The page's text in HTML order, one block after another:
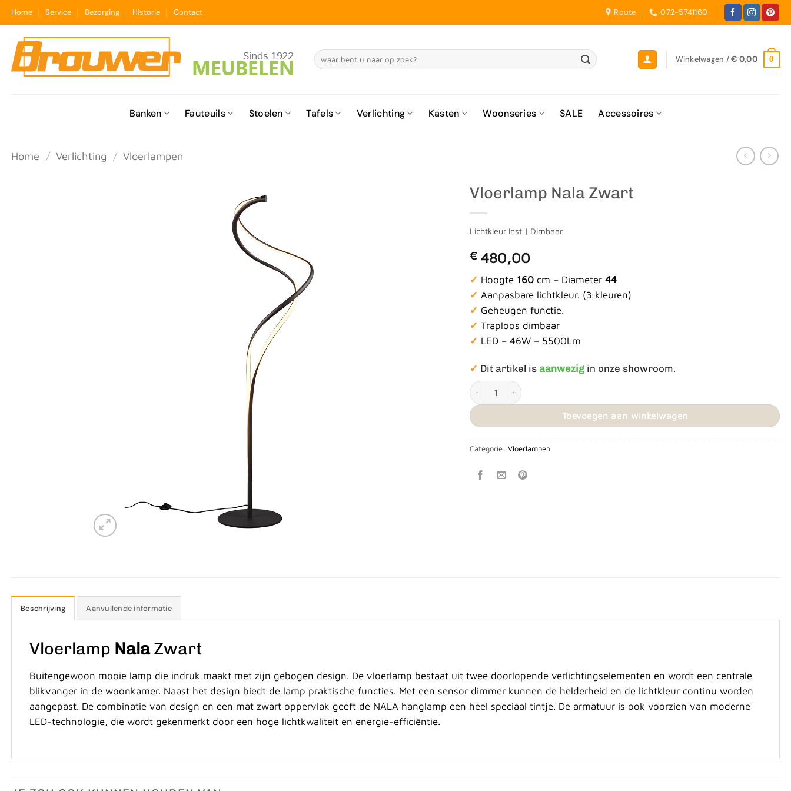
inhoud
Home Service Bezorging Historie Contact Route 072-5741160
Zoeken
naar:
Winkelwagen /€ 0,00 0
Banken Fauteuils Stoelen Tafels Verlichting Kasten Woonseries SALE Accessoires
Home / Verlichting / Vloerlampen
Vloerlamp Nala Zwart
Lichtkleur Inst | Dimbaar
€ 480,00
✓ Hoogte 160 cm – Diameter44
✓ Aanpasbare lichtkleur. (3 kleuren)
✓ Geheugen functie.
✓Traploos dimbaar
✓ LED – 46W – 5500Lm
✓ Dit artikel isaanwezig in onze showroom.
Vloerlamp Nala Zwart aantal
Toevoegen aan winkelwagen
Categorie:Vloerlampen
Beschrijving Aanvullende informatie
Vloerlamp NalaZwart
Buitengewoon mooie lamp die indruk maakt met zijn gebogen design. De vloerlamp bestaat uit twee doorlopende verlichtingselementen en wordt een centrale
blikvanger in de woonkamer. Naast het design biedt de lamp praktische functies. Met een sensor dimmer kunnen de helderheid en de lichtkleur continu worden
aangepast. De combinatie van design en een mat zwart oppervlak geeft de NALA hanglamp een heel speciaal tintje. De armatuur is ook voorzien van moderne
LED-technologie, die wordt gekenmerkt door een hoge lichtkwaliteit en energie-efficiëntie.